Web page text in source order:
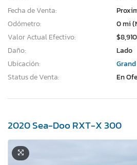
Fecha de Venta:
Odómetro:
0 mi
Valor Actual Efectivo:
Daño:
Lado
Ubicación:
Status de Venta:
En
2020 Sea-Doo RXT-X 300